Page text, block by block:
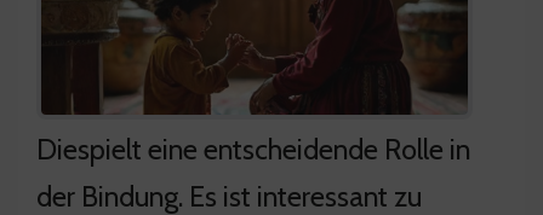
Diespielt eine entscheidende Rolle in
der Bindung. Es ist interessant zu